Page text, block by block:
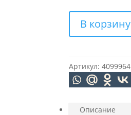
товара
Jean
Jarre
Equinoxe
(LP)
В корзину
Артикул:
Описание